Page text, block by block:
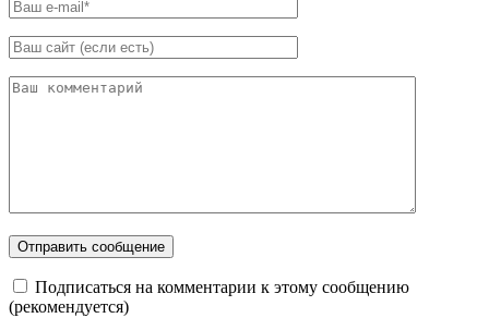
Подписаться на комментарии к этому сообщению
(рекомендуется)